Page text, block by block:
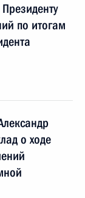
по итогам
о ходе